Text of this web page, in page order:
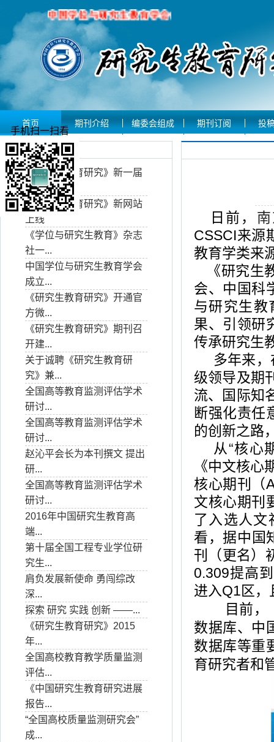
首页 期刊介绍 编委会组成 期刊订阅 投
期刊动态
《研究生教育研究》新一届
编委...
《研究生教育研究》新网站
上线
《学位与研究生教育》杂志
社一...
中国学位与研究生教育学会
成立...
《研究生教育研究》开通官
方微...
《研究生教育研究》期刊召
开建...
关于诚聘《研究生教育研
究》兼...
全国高等教育监测评估学术
研讨...
全国高等教育监测评估学术
研讨...
赵沁平会长为本刊撰文 提出
研...
全国高等教育监测评估学术
研讨...
2016年中国研究生教育高
端...
第十届全国工程专业学位研
究生...
肩负发展新使命 勇闯综改
深...
探索 研究 实践 创新 ——...
《研究生教育研究》2015
年...
全国高校教育教学质量监测
评估...
《中国研究生教育研究进展
报告...
“全国高校质量监测研究会”
成...
日前，
CSSCI来源
教育学类来
《研究
会、中国科
与研究生教
果、引领研
传承研究生
多年来
级领导及期
流、国际知
断强化责任
的创新之路
从“核心
《中文核心
核心期刊（
文核心期刊
了入选人文
看，据中国
刊（更名）
0.309提高到
进入Q1区
目前，《
数据库、中
数据库等重
育研究者和
手机扫一扫看